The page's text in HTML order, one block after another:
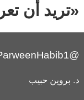
«تريد أن
@DrParweenHabib1
د. بروين حبيب